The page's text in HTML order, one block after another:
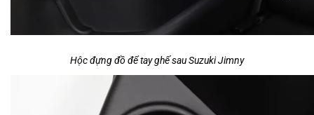
Hộc đựng đồ để tay ghế sau Suzuki Jimny